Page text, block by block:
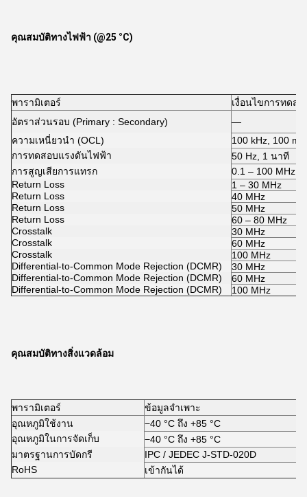
คุณสมบัติทางไฟฟ้า (@25 °C)
พารามิเตอร์
เงื่อนไขการทดสอ
อัตราส่วนรอบ (Primary : Secondary)
—
ความเหนี่ยวนำ (OCL)
100 kHz, 100
การทดสอบแรงดันไฟฟ้า
50 Hz, 1 นาที
การสูญเสียการแทรก
0.1 – 100 MHz
Return Loss
1 – 30 MHz
Return Loss
40 MHz
Return Loss
50 MHz
Return Loss
60 – 80 MHz
Crosstalk
30 MHz
Crosstalk
60 MHz
Crosstalk
100 MHz
Differential-to-Common Mode Rejection (DCMR)
30 MHz
Differential-to-Common Mode Rejection (DCMR)
60 MHz
Differential-to-Common Mode Rejection (DCMR)
100 MHz
คุณสมบัติทางสิ่งแวดล้อม
พารามิเตอร์
ข้อมูลจำเพาะ
อุณหภูมิใช้งาน
−40 °C ถึง +85 °C
อุณหภูมิในการจัดเก็บ
−40 °C ถึง +85 °C
มาตรฐานการบัดกรี
IPC / JEDEC J-STD-020D
RoHS
เข้ากันได้